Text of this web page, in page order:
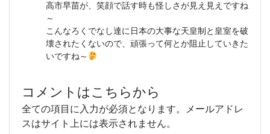
高市早苗が、笑顔で話す時も怪しさが見え見えですね
～
こんなろくでなし達に日本の大事な天皇制と皇室を破
壊されたくないので、頑張って何とか阻止していきた
いですね～
コメントはこちらから
全ての項目に入力が必須となります。メールアドレ
スはサイト上には表示されません。